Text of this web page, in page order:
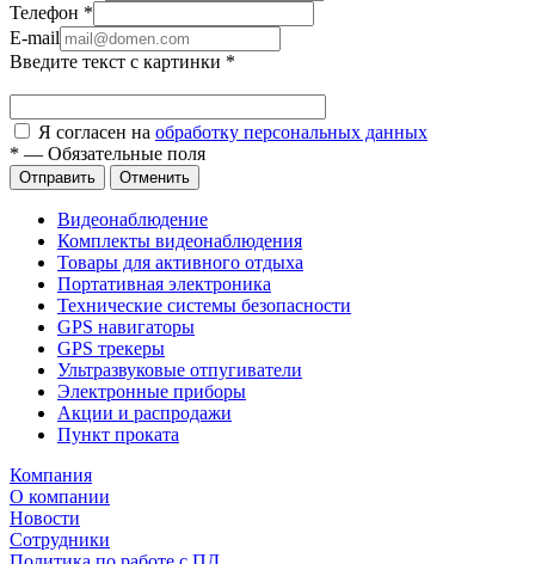
Телефон *
E-mail
Введите текст с картинки *
Я согласен на обработку персональных данных
* — Обязательные поля
Отправить Отменить
Видеонаблюдение
Комплекты видеонаблюдения
Товары для активного отдыха
Портативная электроника
Технические системы безопасности
GPS навигаторы
GPS трекеры
Ультразвуковые отпугиватели
Электронные приборы
Акции и распродажи
Пункт проката
Компания
О компании
Новости
Сотрудники